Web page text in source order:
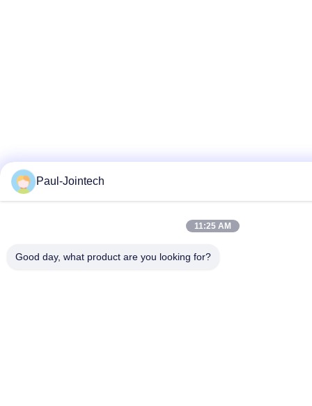
Paul-Jointech
11:25 AM
Good day, what product are you looking for?